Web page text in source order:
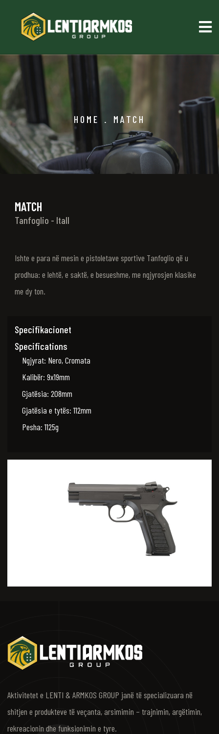
HOME . MATCH
MATCH
Tanfoglio - ItalI
Ishte e para në mesin e pistoletave sportive Tanfoglio që u
prodhua: e lehtë, e saktë, e besueshme, me ngjyrosjen klasike
me dy ton.
Specifikacionet
Specifications
Ngjyrat: Nero, Cromata
Kalibër: 9x19mm
Gjatësia: 208mm
Gjatësia e tytës: 112mm
Pesha: 1125g
Aktivitetet e LENTI & ARMKOS GROUP janë të specializuara në
shitjen e produkteve të veçanta, arsimimin – trajnimin, argëtimin,
rekreacionin dhe funksionimin e tyre.